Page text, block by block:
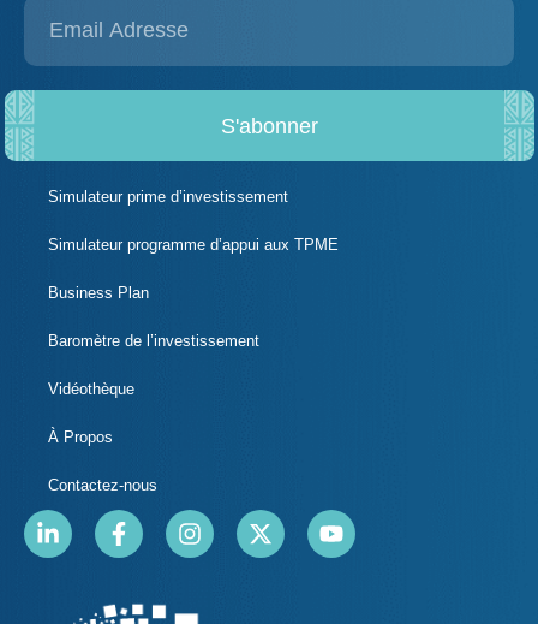
S'abonner
Simulateur prime d’investissement
Simulateur programme d’appui aux TPME
Business Plan
Baromètre de l’investissement
Vidéothèque
À Propos
Contactez-nous